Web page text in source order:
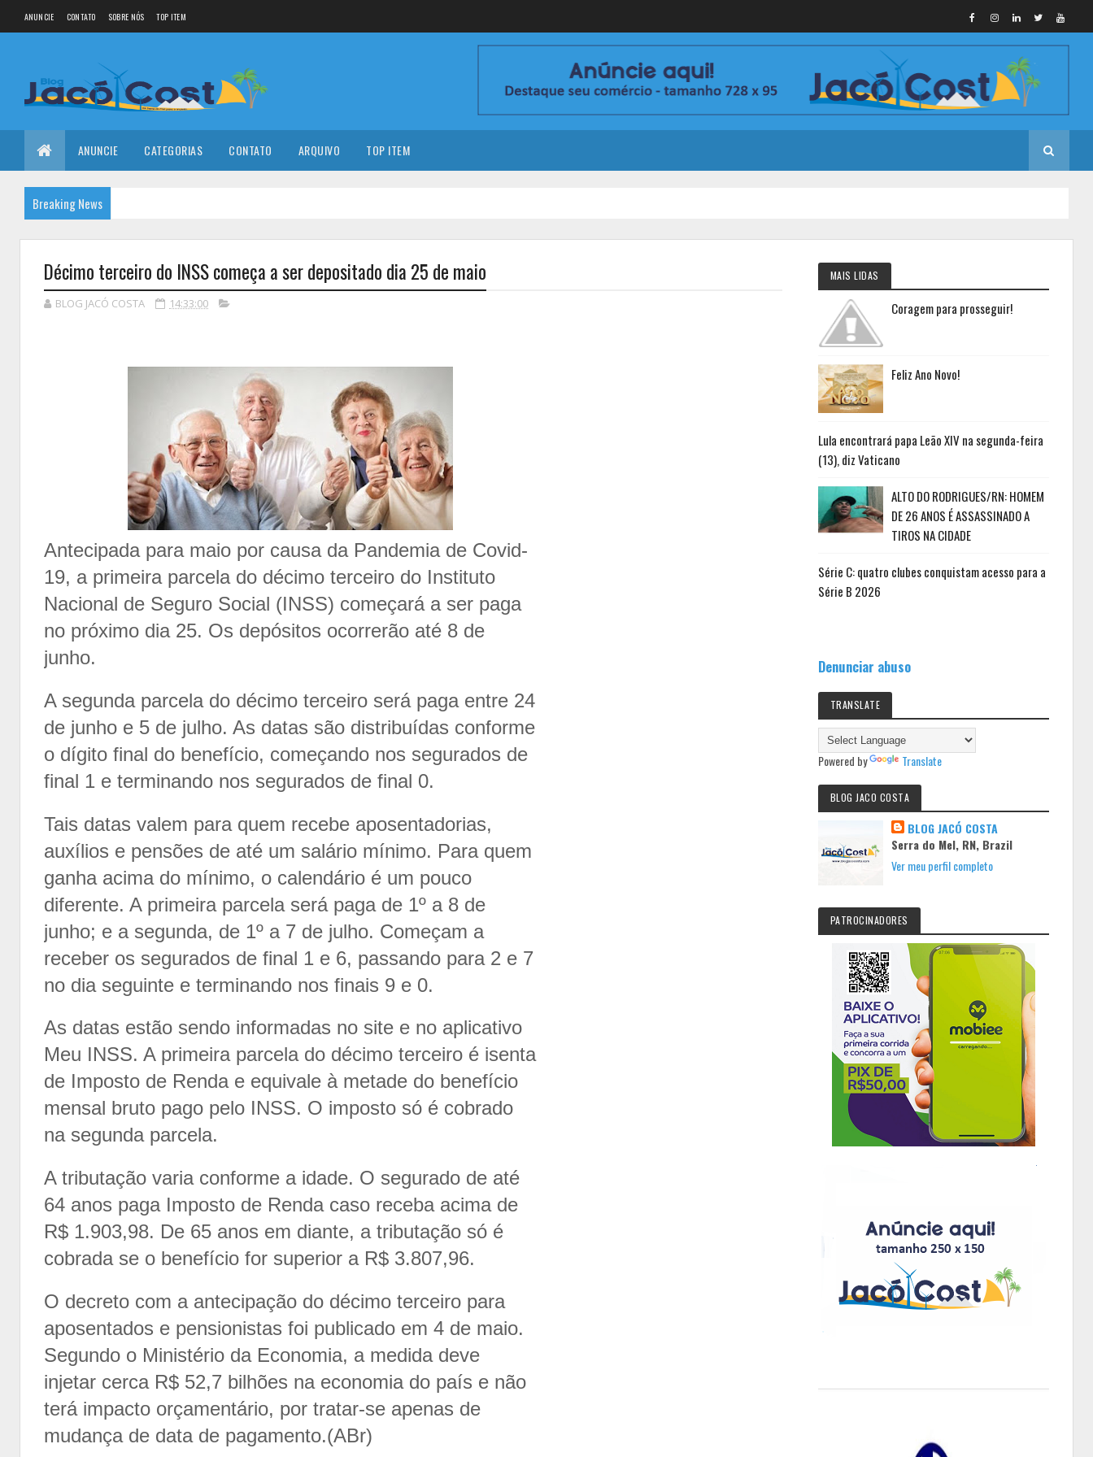
ANUNCIE CONTATO SOBRE NÓS TOP ITEM
ANUNCIE CATEGORIAS CONTATO ARQUIVO TOP ITEM
Breaking News
Décimo terceiro do INSS começa a ser depositado dia 25 de maio
BLOG JACÓ COSTA 14:33:00
Antecipada para maio por causa da Pandemia de Covid-
19, a primeira parcela do décimo terceiro do Instituto
Nacional de Seguro Social (INSS) começará a ser paga
no próximo dia 25. Os depósitos ocorrerão até 8 de
junho.
A segunda parcela do décimo terceiro será paga entre 24
de junho e 5 de julho. As datas são distribuídas conforme
o dígito final do benefício, começando nos segurados de
final 1 e terminando nos segurados de final 0.
Tais datas valem para quem recebe aposentadorias,
auxílios e pensões de até um salário mínimo. Para quem
ganha acima do mínimo, o calendário é um pouco
diferente. A primeira parcela será paga de 1º a 8 de
junho; e a segunda, de 1º a 7 de julho. Começam a
receber os segurados de final 1 e 6, passando para 2 e 7
no dia seguinte e terminando nos finais 9 e 0.
As datas estão sendo informadas no site e no aplicativo
Meu INSS. A primeira parcela do décimo terceiro é isenta
de Imposto de Renda e equivale à metade do benefício
mensal bruto pago pelo INSS. O imposto só é cobrado
na segunda parcela.
A tributação varia conforme a idade. O segurado de até
64 anos paga Imposto de Renda caso receba acima de
R$ 1.903,98. De 65 anos em diante, a tributação só é
cobrada se o benefício for superior a R$ 3.807,96.
O decreto com a antecipação do décimo terceiro para
aposentados e pensionistas foi publicado em 4 de maio.
Segundo o Ministério da Economia, a medida deve
injetar cerca R$ 52,7 bilhões na economia do país e não
terá impacto orçamentário, por tratar-se apenas de
mudança de data de pagamento.(ABr)
MAIS LIDAS
Coragem para prosseguir!
Feliz Ano Novo!
Lula encontrará papa Leão XIV na segunda-feira
(13), diz Vaticano
ALTO DO RODRIGUES/RN: HOMEM
DE 26 ANOS É ASSASSINADO A
TIROS NA CIDADE
Série C: quatro clubes conquistam acesso para a
Série B 2026
Denunciar abuso
TRANSLATE
Powered by Translate
BLOG JACO COSTA
BLOG JACÓ COSTA
Serra do Mel, RN, Brazil
Ver meu perfil completo
PATROCINADORES